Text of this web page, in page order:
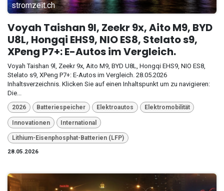
stromzeit.ch
Voyah Taishan 9l, Zeekr 9x, Aito M9, BYD
U8L, Hongqi EHS9, NIO ES8, Stelato s9,
XPeng P7+: E-Autos im Vergleich.
Voyah Taishan 9l, Zeekr 9x, Aito M9, BYD U8L, Hongqi EHS9, NIO ES8,
Stelato s9, XPeng P7+: E-Autos im Vergleich. 28.05.2026
Inhaltsverzeichnis. Klicken Sie auf einen Inhaltspunkt um zu navigieren:
Die...
2026 Batteriespeicher Elektroautos Elektromobilität
Innovationen International
Lithium-Eisenphosphat-Batterien (LFP)
28.05.2026